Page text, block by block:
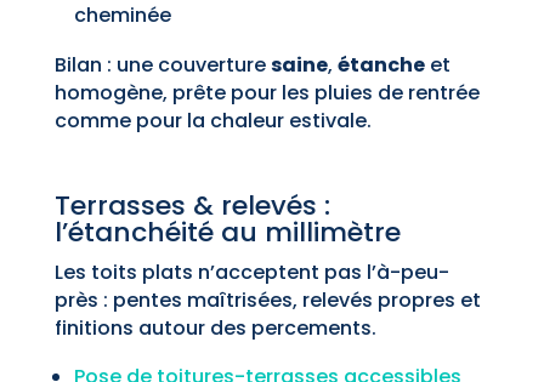
cheminée
Bilan : une couverturesaine, étancheet
homogène, prête pour les pluies de rentrée
comme pour la chaleur estivale.
Terrasses & relevés :
l’étanchéité au millimètre
Les toits plats n’acceptent pas l’à-peu-
près : pentes maîtrisées, relevés propres et
finitions autour des percements.